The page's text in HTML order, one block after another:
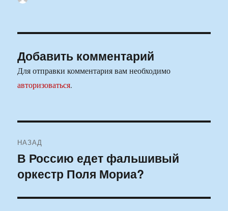
Добавить комментарий
Для отправки комментария вам необходимо
авторизоваться.
по
записям
НАЗАД
Предыдущая
запись:
В Россию едет фальшивый
оркестр Поля Мориа?